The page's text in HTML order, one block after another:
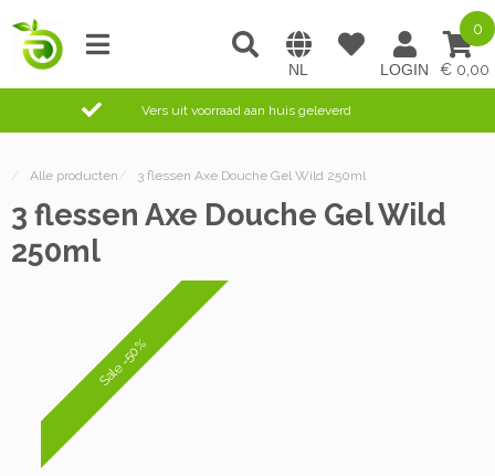
0,00
0
Vers uit voorraad aan huis geleverd
/ Alle producten / 3 flessen Axe Douche Gel Wild 250ml
3 flessen Axe Douche Gel Wild
250ml
Sale -50%